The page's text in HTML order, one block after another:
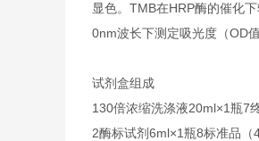
显色。TMB在HRP酶的催化
0nm波长下测定吸光度（OD
试剂盒组成
130倍浓缩洗涤液20ml×1瓶7
2酶标试剂6ml×1瓶8标准品（